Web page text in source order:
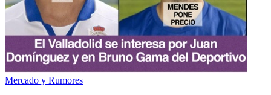
Mercado y Rumores